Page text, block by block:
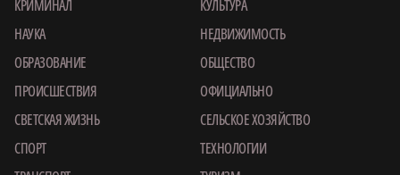
КРИМИНАЛ
КУЛЬТУРА
НАУКА
НЕДВИЖИМОСТЬ
ОБРАЗОВАНИЕ
ОБЩЕСТВО
ПРОИСШЕСТВИЯ
ОФИЦИАЛЬНО
СВЕТСКАЯ ЖИЗНЬ
СЕЛЬСКОЕ ХОЗЯЙСТВО
СПОРТ
ТЕХНОЛОГИИ